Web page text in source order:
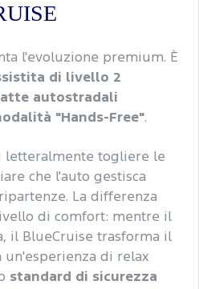
l'evoluzione premium. È
di livello 2
autostradali
"Hands-Free".
letteralmente togliere le
che l'auto gestisca
La differenza
di comfort: mentre il
il BlueCruise trasforma il
di relax
standard di sicurezza